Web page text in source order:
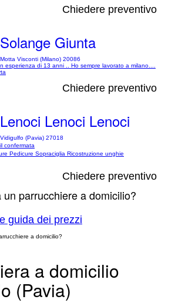
Chiedere preventivo
Solange Giunta
Motta Visconti (Milano) 20086
esperienza di 13 anni .. Ho sempre lavorato a milano....
Chiedere preventivo
Lenoci Lenoci Lenoci
Vidigulfo (Pavia) 27018
confermata
Pedicure Sopraciglia Ricostruzione unghie
Chiedere preventivo
parrucchiere a domicilio?
guida dei prezzi
a domicilio
(Pavia)